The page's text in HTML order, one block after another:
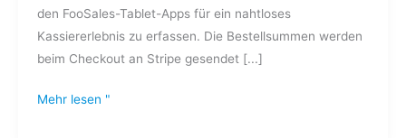
den FooSales-Tablet-Apps für ein nahtloses
Kassiererlebnis zu erfassen. Die Bestellsummen werden
beim Checkout an Stripe gesendet [...]
Mehr lesen "